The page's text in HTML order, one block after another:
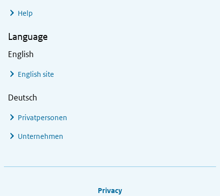
Help
Language
English
English site
Deutsch
Privatpersonen
Unternehmen
Privacy